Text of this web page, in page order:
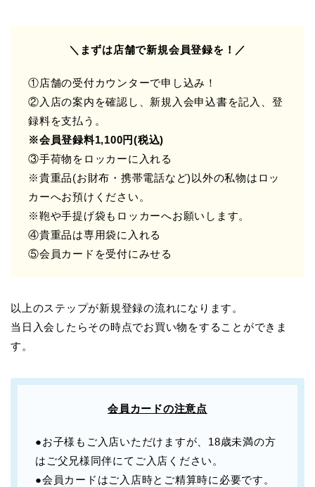
＼まずは店舗で新規会員登録を！／
①店舗の受付カウンターで申し込み！
②入店の案内を確認し、新規入会申込書を記入、登
録料を支払う。
※会員登録料1,100円(税込)
③手荷物をロッカーに入れる
※貴重品(お財布・携帯電話など)以外の私物はロッ
カーへお預けください。
※鞄や手提げ袋もロッカーへお願いします。
④貴重品は専用袋に入れる
⑤会員カードを受付にみせる
以上のステップが新規登録の流れになります。
当日入会したらその時点でお買い物をすることができま
す。
会員カードの注意点
●お子様もご入店いただけますが、18歳未満の方
はご父兄様同伴にてご入店ください。
●会員カードはご入店時とご精算時に必要です。